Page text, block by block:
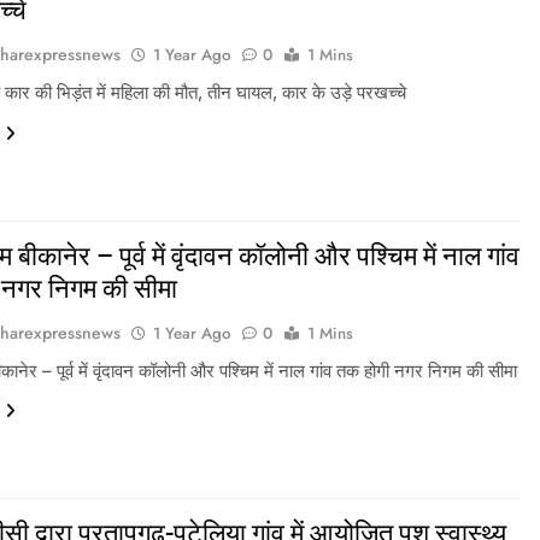
1 Year Ago 0
1 Mins
की भिड़ंत में महिला की मौत, तीन घायल, कार के उड़े परखच्चे
बीकानेर – पूर्व में वृंदावन कॉलोनी और पश्चिम में नाल गांव
निगम की सीमा
1 Year Ago 0
1 Mins
– पूर्व में वृंदावन कॉलोनी और पश्चिम में नाल गांव तक होगी नगर निगम की सीमा
द्वारा प्रतापगढ़-पटेलिया गांव में आयोजित पशु स्‍वास्‍थ्‍य